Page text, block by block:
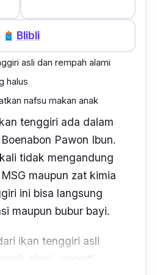
Blibli
asli dan rempah alami
halus
nafsu makan anak
tenggiri ada dalam
Pawon Ibun.
tidak mengandung
maupun zat kimia
ini bisa langsung
maupun bubur bayi.
ikan tenggiri asli
alami, seperti